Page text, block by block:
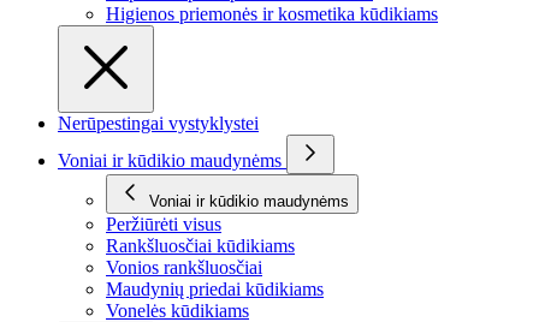
Higienos priemonės ir kosmetika kūdikiams
Nerūpestingai vystyklystei
Voniai ir kūdikio maudynėms
Voniai ir kūdikio maudynėms
Peržiūrėti visus
Rankšluosčiai kūdikiams
Vonios rankšluosčiai
Maudynių priedai kūdikiams
Vonelės kūdikiams